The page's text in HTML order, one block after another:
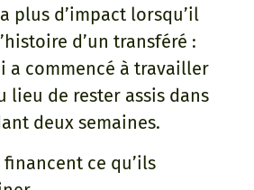
plus d’impact lorsqu’il
d’un transféré :
a commencé à travailler
lieu de rester assis dans
deux semaines.
ce qu’ils